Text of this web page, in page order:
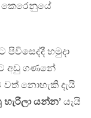
කෙරෙනුයේ
හමුදා
අඩු ගණනේ
වත් නොහැකි දැයි
යන්න’ යැයි